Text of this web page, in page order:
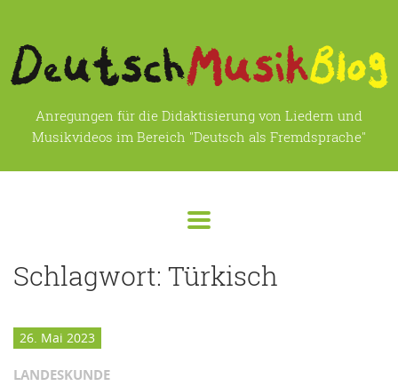
Anregungen für die Didaktisierung von Liedern und
Musikvideos im Bereich "Deutsch als Fremdsprache"
Schlagwort: Türkisch
26. Mai 2023
LANDESKUNDE